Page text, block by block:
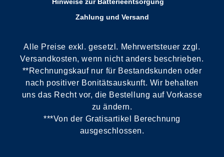
Zahlung und Versand
Alle Preise exkl. gesetzl. Mehrwertsteuer zzgl.
Versandkosten, wenn nicht anders beschrieben.
**Rechnungskauf nur für Bestandskunden oder
nach positiver Bonitätsauskunft. Wir behalten
uns das Recht vor, die Bestellung auf Vorkasse
zu ändern.
***Von der Gratisartikel Berechnung
ausgeschlossen.